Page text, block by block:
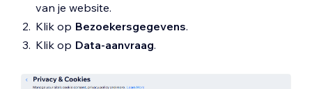
van je website.
Klik op Bezoekersgegevens.
Klik op Data-aanvraag.